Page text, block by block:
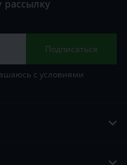
Подписаться
с условиями